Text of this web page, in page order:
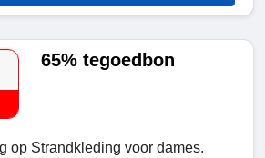
65% tegoedbon
op Strandkleding voor dames.